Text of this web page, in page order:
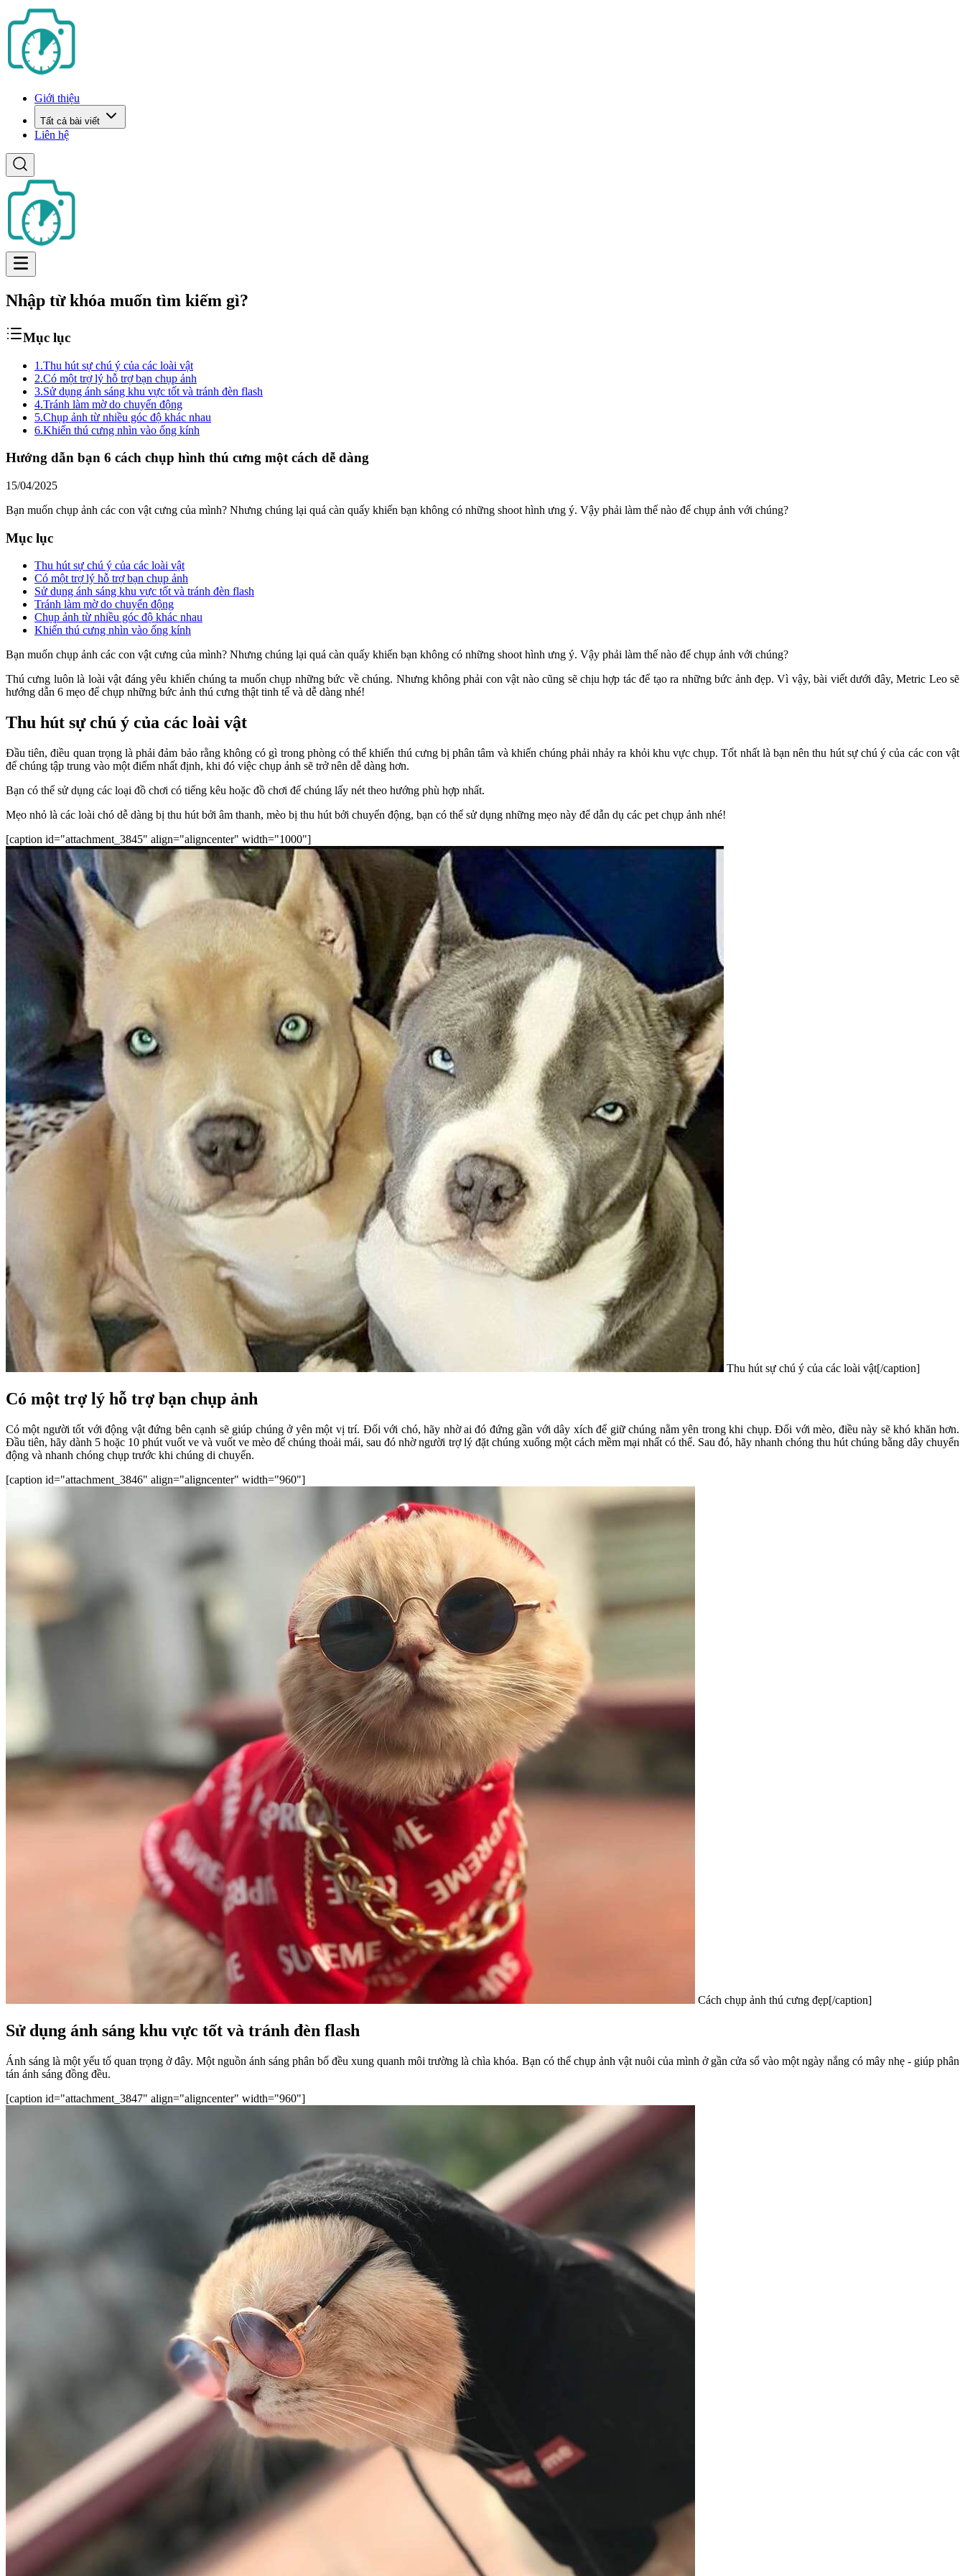
Giới thiệu
Tất cả bài viết
Liên hệ
Nhập từ khóa muốn tìm kiếm gì?
Mục lục
1.Thu hút sự chú ý của các loài vật
2.Có một trợ lý hỗ trợ bạn chụp ảnh
3.Sử dụng ánh sáng khu vực tốt và tránh đèn flash
4.Tránh làm mờ do chuyển động
5.Chụp ảnh từ nhiều góc độ khác nhau
6.Khiến thú cưng nhìn vào ống kính
Hướng dẫn bạn 6 cách chụp hình thú cưng một cách dễ dàng
15/04/2025
Bạn muốn chụp ảnh các con vật cưng của mình? Nhưng chúng lại quá càn quấy khiến bạn không có những shoot hình ưng ý. Vậy phải làm thế nào để chụp ảnh với chúng?
Mục lục
Thu hút sự chú ý của các loài vật
Có một trợ lý hỗ trợ bạn chụp ảnh
Sử dụng ánh sáng khu vực tốt và tránh đèn flash
Tránh làm mờ do chuyển động
Chụp ảnh từ nhiều góc độ khác nhau
Khiến thú cưng nhìn vào ống kính
Bạn muốn chụp ảnh các con vật cưng của mình? Nhưng chúng lại quá càn quấy khiến bạn không có những shoot hình ưng ý. Vậy phải làm thế nào để chụp ảnh với chúng?
Thú cưng luôn là loài vật đáng yêu khiến chúng ta muốn chụp những bức về chúng. Nhưng không phải con vật nào cũng sẽ chịu hợp tác để tạo ra những bức ảnh đẹp. Vì vậy, bài viết dưới đây, Metric Leo sẽ
hướng dẫn 6 mẹo để chụp những bức ảnh thú cưng thật tinh tế và dễ dàng nhé!
Thu hút sự chú ý của các loài vật
Đầu tiên, điều quan trọng là phải đảm bảo rằng không có gì trong phòng có thể khiến thú cưng bị phân tâm và khiến chúng phải nhảy ra khỏi khu vực chụp. Tốt nhất là bạn nên thu hút sự chú ý của các con vật
để chúng tập trung vào một điểm nhất định, khi đó việc chụp ảnh sẽ trở nên dễ dàng hơn.
Bạn có thể sử dụng các loại đồ chơi có tiếng kêu hoặc đồ chơi để chúng lấy nét theo hướng phù hợp nhất.
Mẹo nhỏ là các loài chó dễ dàng bị thu hút bởi âm thanh, mèo bị thu hút bởi chuyển động, bạn có thể sử dụng những mẹo này để dẫn dụ các pet chụp ảnh nhé!
[caption id="attachment_3845" align="aligncenter" width="1000"]
Thu hút sự chú ý của các loài vật[/caption]
Có một trợ lý hỗ trợ bạn chụp ảnh
Có một người tốt với động vật đứng bên cạnh sẽ giúp chúng ở yên một vị trí. Đối với chó, hãy nhờ ai đó đứng gần với dây xích để giữ chúng nằm yên trong khi chụp. Đối với mèo, điều này sẽ khó khăn hơn.
Đầu tiên, hãy dành 5 hoặc 10 phút vuốt ve và vuốt ve mèo để chúng thoải mái, sau đó nhờ người trợ lý đặt chúng xuống một cách mềm mại nhất có thể. Sau đó, hãy nhanh chóng thu hút chúng bằng dây chuyển
động và nhanh chóng chụp trước khi chúng di chuyển.
[caption id="attachment_3846" align="aligncenter" width="960"]
Cách chụp ảnh thú cưng đẹp[/caption]
Sử dụng ánh sáng khu vực tốt và tránh đèn flash
Ánh sáng là một yếu tố quan trọng ở đây. Một nguồn ánh sáng phân bố đều xung quanh môi trường là chìa khóa. Bạn có thể chụp ảnh vật nuôi của mình ở gần cửa sổ vào một ngày nắng có mây nhẹ - giúp phân
tán ánh sáng đồng đều.
[caption id="attachment_3847" align="aligncenter" width="960"]